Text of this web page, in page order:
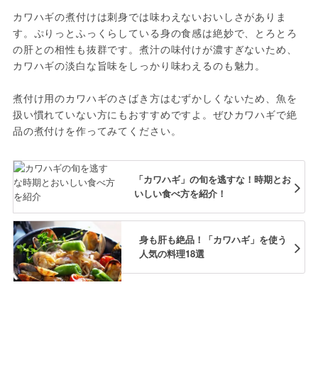
カワハギの煮付けは刺身では味わえないおいしさがありま
す。ぷりっとふっくらしている身の食感は絶妙で、とろとろ
の肝との相性も抜群です。煮汁の味付けが濃すぎないため、
カワハギの淡白な旨味をしっかり味わえるのも魅力。
煮付け用のカワハギのさばき方はむずかしくないため、魚を
扱い慣れていない方にもおすすめですよ。ぜひカワハギで絶
品の煮付けを作ってみてください。
「カワハギ」の旬を逃すな！時期とお
いしい食べ方を紹介！
身も肝も絶品！「カワハギ」を使う
人気の料理18選